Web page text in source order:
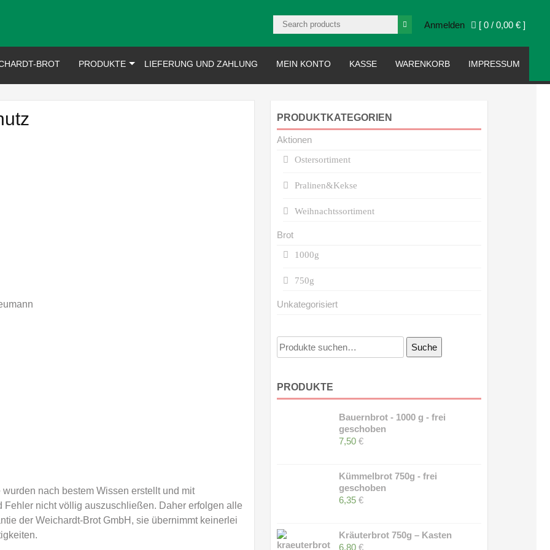
[ 0 /0,00 € ]
Anmelden
BROT
PRODUKTE LIEFERUNG UND ZAHLUNG MEIN KONTO KASSE WARENKORB IMPRESSUM
nach bestem Wissen erstellt und mit
nicht völlig auszuschließen. Daher erfolgen alle
der Weichardt-Brot GmbH, sie übernimmt keinerlei
PRODUKTKATEGORIEN
Aktionen
Ostersortiment
Pralinen&Kekse
Weihnachtssortiment
Brot
1000g
750g
Unkategorisiert
Suche
nach:
Suche
PRODUKTE
Bauernbrot - 1000 g - frei
geschoben
7,50 €
Kümmelbrot 750g - frei
geschoben
6,35 €
Kräuterbrot 750g – Kasten
6,80 €